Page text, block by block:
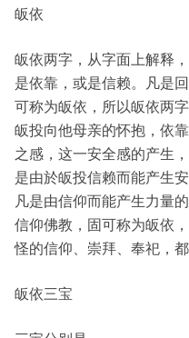
皈依
皈依两字，从字面上解释
是依靠，或是信赖。凡是
可称为皈依，所以皈依两
皈投向他母亲的怀抱，依
之感，这一安全感的产生
是由於皈投信赖而能产生
凡是由信仰而能产生力量
信仰佛教，固可称为皈依
怪的信仰、崇拜、奉祀，都
皈依三宝